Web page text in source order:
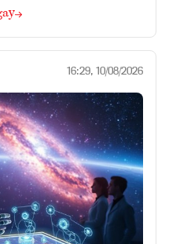
16:29, 10/08/2026